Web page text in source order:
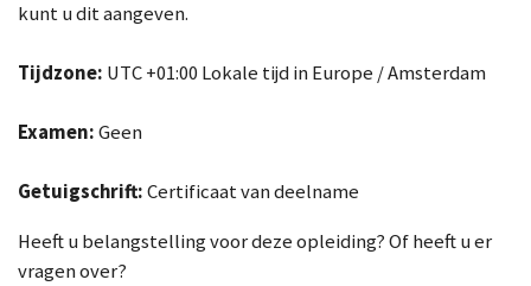
kunt u dit aangeven.
Tijdzone: UTC +01:00 Lokale tijd in Europe / Amsterdam
Examen:Geen
Getuigschrift:Certificaat van deelname
Heeft u belangstelling voor deze opleiding? Of heeft u er
vragen over?